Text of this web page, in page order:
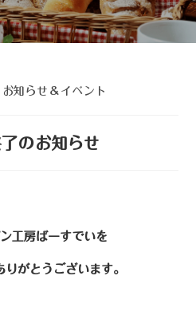
お知らせ＆イベント
のお知らせ
工房ばーすでいを
がとうございます。